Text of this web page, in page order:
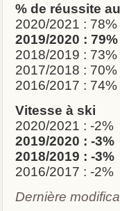
% de réussite
2020/2021 : 78%
2019/2020 : 79%
2018/2019 : 73%
2017/2018 : 70%
2016/2017 : 74%
Vitesse à ski
2020/2021 : -2%
2019/2020 : -3%
2018/2019 : -3%
2016/2017 : -2%
Dernière